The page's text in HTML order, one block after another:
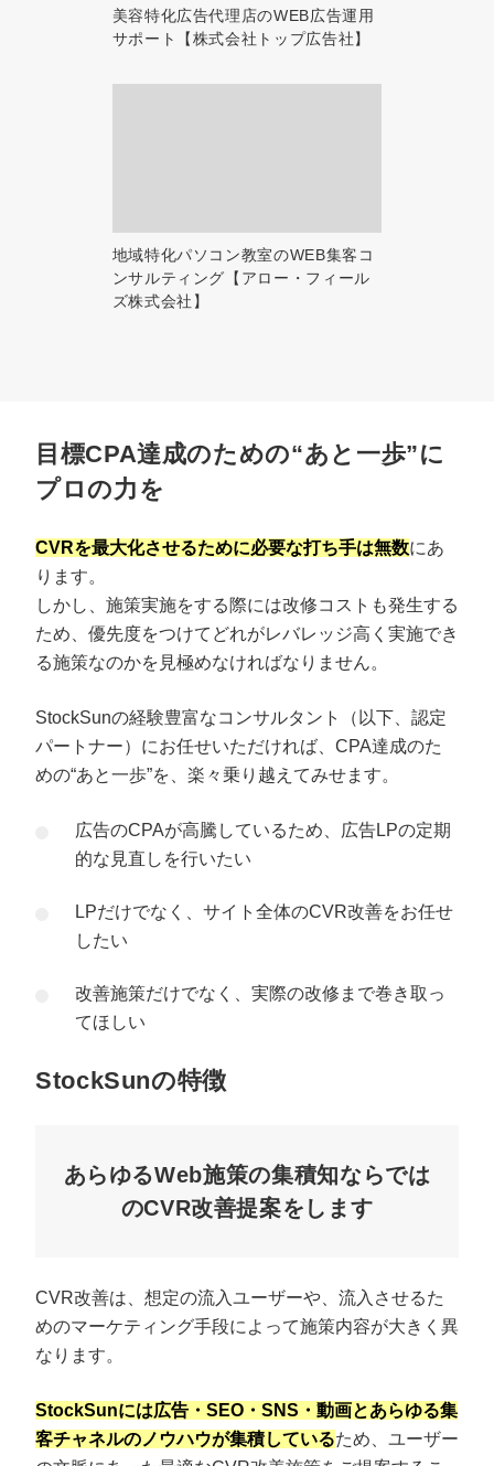
美容特化広告代理店のWEB広告運用
サポート【株式会社トップ広告社】
地域特化パソコン教室のWEB集客コ
ンサルティング【アロー・フィール
ズ株式会社】
目標CPA達成のための“あと一歩”に
プロの力を
CVRを最大化させるために必要な打ち手は無数にあ
ります。
しかし、施策実施をする際には改修コストも発生する
ため、優先度をつけてどれがレバレッジ高く実施でき
る施策なのかを見極めなければなりません。
StockSunの経験豊富なコンサルタント（以下、認定
パートナー）にお任せいただければ、CPA達成のた
めの“あと一歩”を、楽々乗り越えてみせます。
広告のCPAが高騰しているため、広告LPの定期
的な見直しを行いたい
LPだけでなく、サイト全体のCVR改善をお任せ
したい
改善施策だけでなく、実際の改修まで巻き取っ
てほしい
StockSunの特徴
あらゆるWeb施策の集積知ならでは
のCVR改善提案をします
CVR改善は、想定の流入ユーザーや、流入させるた
めのマーケティング手段によって施策内容が大きく異
なります。
StockSunには広告・SEO・SNS・動画とあらゆる集
客チャネルのノウハウが集積しているため、ユーザー